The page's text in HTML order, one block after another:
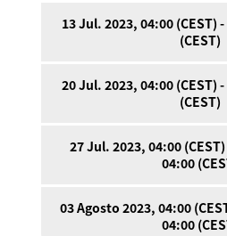
Manual en línea
Language
13 Jul. 2023, 04:00 (CEST)
(CEST)
20 Jul. 2023, 04:00 (CEST)
(CEST)
27 Jul. 2023, 04:00
04:00
03 Agosto 2023, 04:00
04:00